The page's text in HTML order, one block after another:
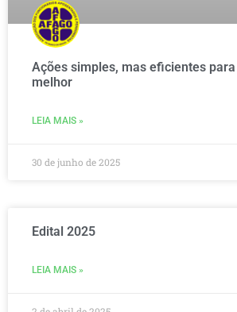
Ações simples, mas eficientes
melhor
LEIA MAIS »
30 de junho de 2025
Edital 2025
LEIA MAIS »